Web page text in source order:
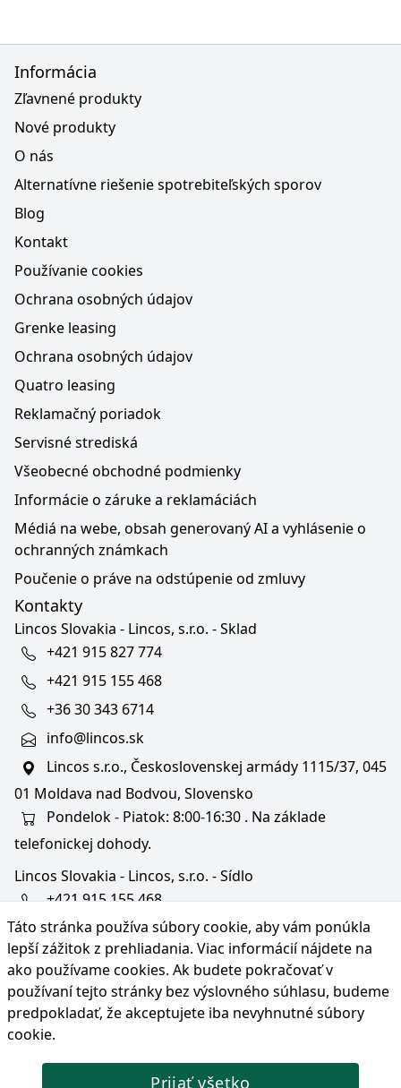
Táto stránka používa súbory cookie, aby vám ponúkla
lepší zážitok z prehliadania. Viac informácií nájdete na
ako používame cookies. Ak budete pokračovať v
používaní tejto stránky bez výslovného súhlasu, budeme
predpokladať, že akceptujete iba nevyhnutné súbory
cookie.
Prijať všetko
Informácia
Zľavnené produkty
Nové produkty
O nás
Alternatívne riešenie spotrebiteľských sporov
Blog
Kontakt
Používanie cookies
Ochrana osobných údajov
Grenke leasing
Ochrana osobných údajov
Quatro leasing
Reklamačný poriadok
Servisné strediská
Všeobecné obchodné podmienky
Informácie o záruke a reklamáciách
Médiá na webe, obsah generovaný AI a vyhlásenie o
ochranných známkach
Poučenie o práve na odstúpenie od zmluvy
Kontakty
Lincos Slovakia - Lincos, s.r.o. - Sklad
+421 915 827 774
+421 915 155 468
+36 30 343 6714
info@lincos.sk
Lincos s.r.o., Československej armády 1115/37, 045
01 Moldava nad Bodvou, Slovensko
Pondelok - Piatok: 8:00-16:30 . Na základe
telefonickej dohody.
Lincos Slovakia - Lincos, s.r.o. - Sídlo
+421 915 155 468
+36/30 343 6714
bratislava@lincos.sk
Lincos s.r.o., Rustaveliho 4, 831 06 Bratislava - m. č.
Rača, Slovensko
Iba sídlo firmy